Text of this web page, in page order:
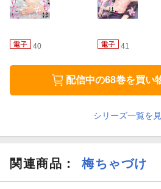
40 41
配信中の68巻を買い
シリーズ一覧を
関連商品 ： 梅ちゃづけ